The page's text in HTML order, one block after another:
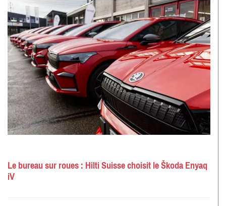
Le bureau sur roues : Hilti Suisse choisit le Škoda Enyaq
iV